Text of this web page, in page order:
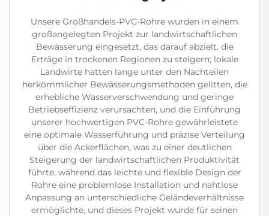
Unsere Großhandels-PVC-Rohre wurden in einem
großangelegten Projekt zur landwirtschaftlichen
Bewässerung eingesetzt, das darauf abzielt, die
Erträge in trockenen Regionen zu steigern; lokale
Landwirte hatten lange unter den Nachteilen
herkömmlicher Bewässerungsmethoden gelitten, die
erhebliche Wasserverschwendung und geringe
Betriebseffizienz verursachten, und die Einführung
unserer hochwertigen PVC-Rohre gewährleistete
eine optimale Wasserführung und präzise Verteilung
über die Ackerflächen, was zu einer deutlichen
Steigerung der landwirtschaftlichen Produktivität
führte, während das leichte und flexible Design der
Rohre eine problemlose Installation und nahtlose
Anpassung an unterschiedliche Geländeverhältnisse
ermöglichte, und dieses Projekt wurde für seinen